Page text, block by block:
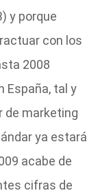
y porque
con los
2008
España, tal y
de marketing
ya estará
acabe de
cifras de